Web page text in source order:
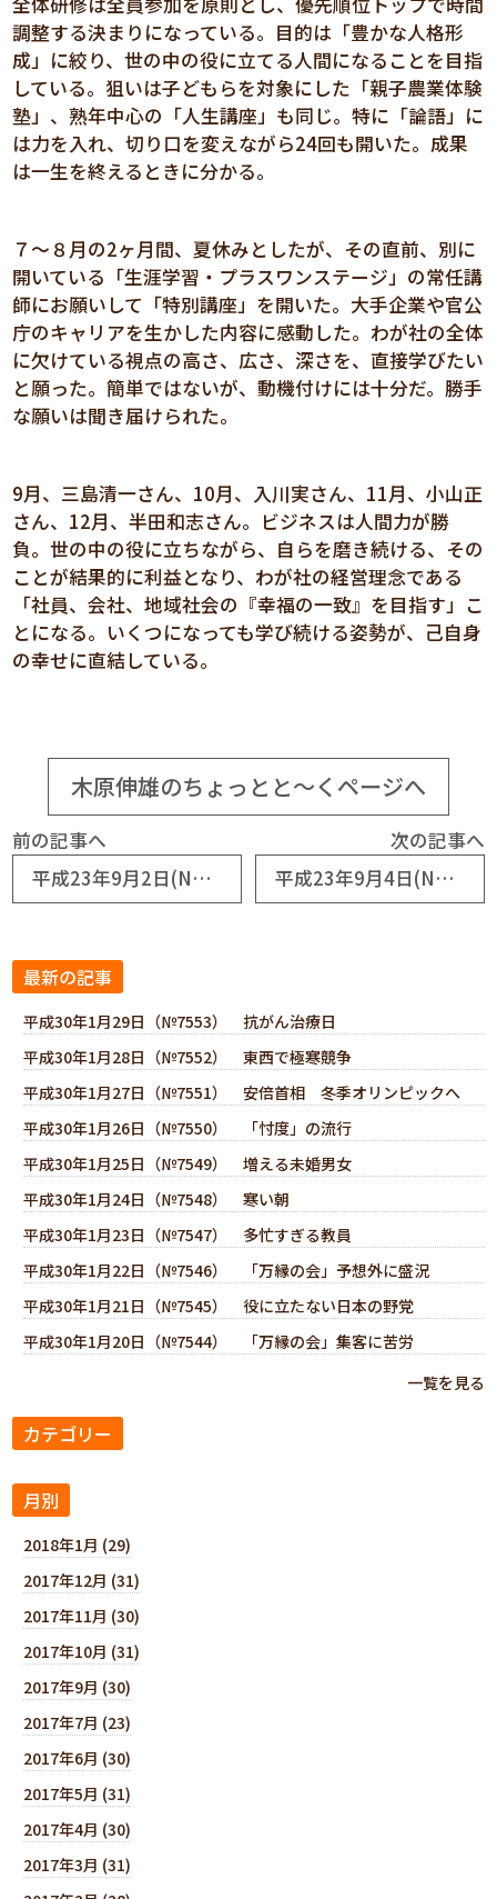
調整する決まりになっている。目的は「豊かな人格形
成」に絞り、世の中の役に立てる人間になることを目指
している。狙いは子どもらを対象にした「親子農業体験
塾」、熟年中心の「人生講座」も同じ。特に「論語」に
は力を入れ、切り口を変えながら24回も開いた。成果
は一生を終えるときに分かる。
７～８月の2ヶ月間、夏休みとしたが、その直前、別に
開いている「生涯学習・プラスワンステージ」の常任講
師にお願いして「特別講座」を開いた。大手企業や官公
庁のキャリアを生かした内容に感動した。わが社の全体
に欠けている視点の高さ、広さ、深さを、直接学びたい
と願った。簡単ではないが、動機付けには十分だ。勝手
な願いは聞き届けられた。
9月、三島清一さん、10月、入川実さん、11月、小山正
さん、12月、半田和志さん。ビジネスは人間力が勝
負。世の中の役に立ちながら、自らを磨き続ける、その
ことが結果的に利益となり、わが社の経営理念である
「社員、会社、地域社会の『幸福の一致』を目指す」こ
とになる。いくつになっても学び続ける姿勢が、己自身
の幸せに直結している。
木原伸雄のちょっとと～くページへ
前の記事へ
平成23年9月2日(No5370) 会議の運営
次の記事へ
平成23年9月4日(No5372) どじょう首相に期待
最新の記事
平成30年1月29日（№7553） 抗がん治療日
平成30年1月28日（№7552） 東西で極寒競争
平成30年1月27日（№7551） 安倍首相 冬季オリンピックへ
平成30年1月26日（№7550） 「忖度」の流行
平成30年1月25日（№7549） 増える未婚男女
平成30年1月24日（№7548） 寒い朝
平成30年1月23日（№7547） 多忙すぎる教員
平成30年1月22日（№7546） 「万縁の会」予想外に盛況
平成30年1月21日（№7545） 役に立たない日本の野党
平成30年1月20日（№7544） 「万縁の会」集客に苦労
一覧を見る
カテゴリー
月別
2018年1月 (29)
2017年12月 (31)
2017年11月 (30)
2017年10月 (31)
2017年9月 (30)
2017年7月 (23)
2017年6月 (30)
2017年5月 (31)
2017年4月 (30)
2017年3月 (31)